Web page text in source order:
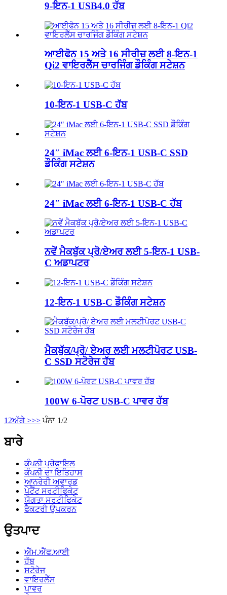
9-ਇਨ-1 USB4.0 ਹੱਬ
ਆਈਫੋਨ 15 ਅਤੇ 16 ਸੀਰੀਜ਼ ਲਈ 8-ਇਨ-1
Qi2 ਵਾਇਰਲੈੱਸ ਚਾਰਜਿੰਗ ਡੌਕਿੰਗ ਸਟੇਸ਼ਨ
10-ਇਨ-1 USB-C ਹੱਬ
24″ iMac ਲਈ 6-ਇਨ-1 USB-C SSD
ਡੌਕਿੰਗ ਸਟੇਸ਼ਨ
24″ iMac ਲਈ 6-ਇਨ-1 USB-C ਹੱਬ
ਨਵੇਂ ਮੈਕਬੁੱਕ ਪ੍ਰੋ/ਏਅਰ ਲਈ 5-ਇਨ-1 USB-
C ਅਡਾਪਟਰ
12-ਇਨ-1 USB-C ਡੌਕਿੰਗ ਸਟੇਸ਼ਨ
ਮੈਕਬੁੱਕ/ਪ੍ਰੋ/ ਏਅਰ ਲਈ ਮਲਟੀਪੋਰਟ USB-
C SSD ਸਟੋਰੇਜ ਹੱਬ
100W 6-ਪੋਰਟ USB-C ਪਾਵਰ ਹੱਬ
1 2ਅੱਗੇ >>> ਪੰਨਾ 1/2
ਬਾਰੇ
ਕੰਪਨੀ ਪ੍ਰੋਫਾਇਲ
ਕੰਪਨੀ ਦਾ ਇਤਿਹਾਸ
ਆਨਰੇਰੀ ਅਵਾਰਡ
ਪੇਟੈਂਟ ਸਰਟੀਫਿਕੇਟ
ਯੋਗਤਾ ਸਰਟੀਫਿਕੇਟ
ਫੈਕਟਰੀ ਉਪਕਰਨ
ਉਤਪਾਦ
ਐੱਮ.ਐੱਫ.ਆਈ
ਹੱਬ
ਸਟੋਰੇਜ
ਵਾਇਰਲੈੱਸ
ਪਾਵਰ